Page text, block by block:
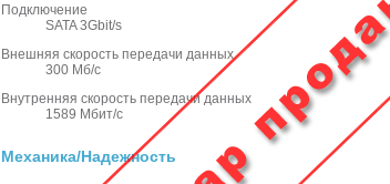
Подключение
SATA 3Gbit/s
Внешняя скорость передачи данных
300 Мб/с
Внутренняя скорость передачи данных
1589 Мбит/с
Механика/Надежность